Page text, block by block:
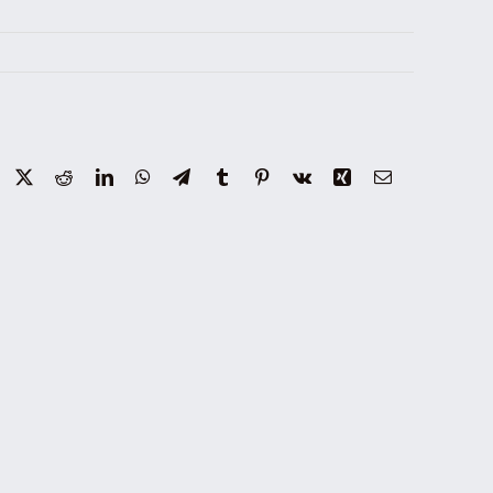
RedditLinkedInWhatsApp
TelegramTumblr Pinterest
Vk XingEmail